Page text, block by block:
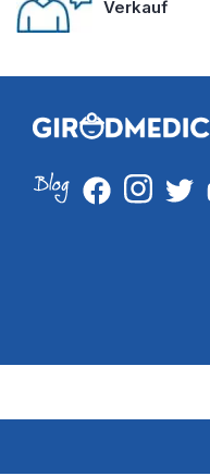
Verkauf